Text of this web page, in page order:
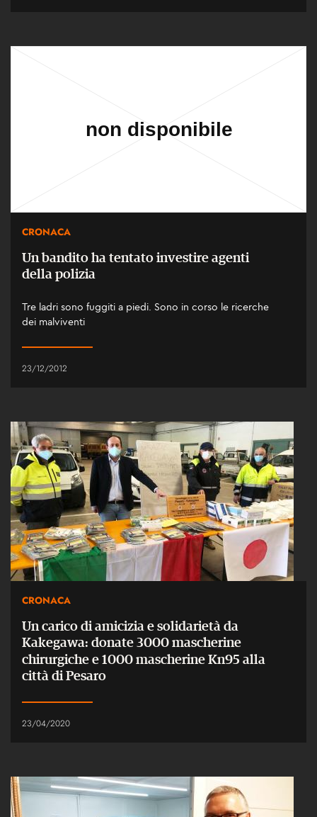
CRONACA
Un bandito ha tentato investire agenti
della polizia
Tre ladri sono fuggiti a piedi. Sono in corso le ricerche
dei malviventi
23/12/2012
CRONACA
Un carico di amicizia e solidarietà da
Kakegawa: donate 3000 mascherine
chirurgiche e 1000 mascherine Kn95 alla
città di Pesaro
23/04/2020